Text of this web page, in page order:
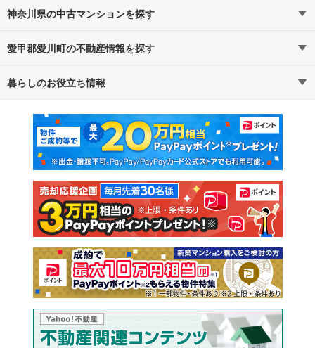
神奈川県の中古マンションを探す
路線・駅から探す
通勤・通学時間から探す
愛甲郡愛川町の不動産情報を探す
不動産・住宅
新築マンション 中古マンション
新築一戸建て 中古一戸建て
注文住宅 土地
売却査定
暮らしのお役立ち情報
マンションカタログ 教えて！住まいの先生